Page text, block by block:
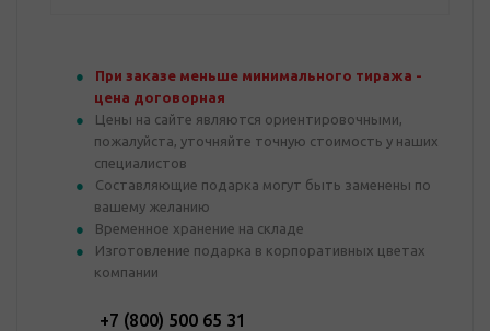
При заказе меньше минимального тиража -
цена договорная
Цены на сайте являются ориентировочными,
пожалуйста, уточняйте точную стоимость у наших
специалистов
Составляющие подарка могут быть заменены по
вашему желанию
Временное хранение на складе
Изготовление подарка в корпоративных цветах
компании
+7 (800) 500 65 31